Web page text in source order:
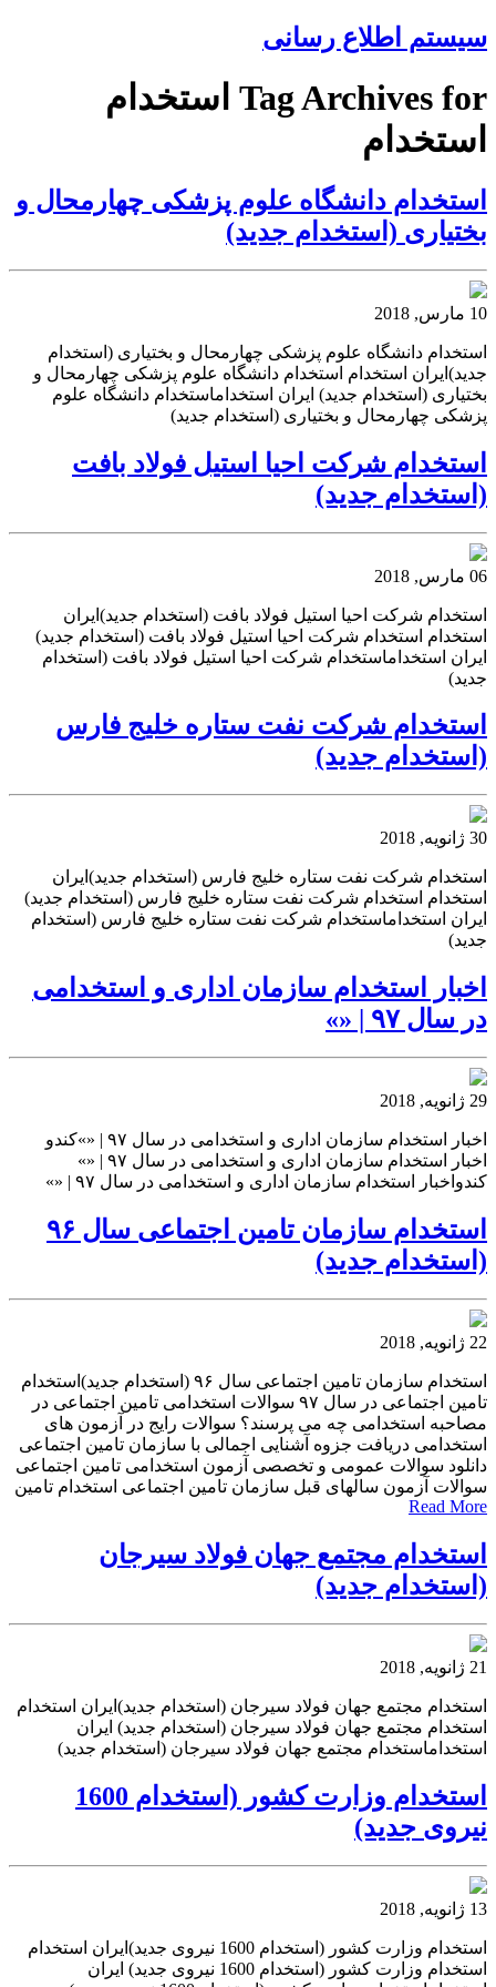
سیستم اطلاع رسانی
Tag Archives for استخدام
استخدام
استخدام دانشگاه علوم پزشکی چهارمحال و
بختیاری (استخدام جدید)
10 مارس, 2018
استخدام دانشگاه علوم پزشکی چهارمحال و بختیاری (استخدام
جدید)ایران استخدام استخدام دانشگاه علوم پزشکی چهارمحال و
بختیاری (استخدام جدید) ایران استخداماستخدام دانشگاه علوم
پزشکی چهارمحال و بختیاری (استخدام جدید)
استخدام شرکت احیا استیل فولاد بافت
(استخدام جدید)
06 مارس, 2018
استخدام شرکت احیا استیل فولاد بافت (استخدام جدید)ایران
استخدام استخدام شرکت احیا استیل فولاد بافت (استخدام جدید)
ایران استخداماستخدام شرکت احیا استیل فولاد بافت (استخدام
جدید)
استخدام شرکت نفت ستاره خلیج فارس
(استخدام جدید)
30 ژانویه, 2018
استخدام شرکت نفت ستاره خلیج فارس (استخدام جدید)ایران
استخدام استخدام شرکت نفت ستاره خلیج فارس (استخدام جدید)
ایران استخداماستخدام شرکت نفت ستاره خلیج فارس (استخدام
جدید)
اخبار استخدام سازمان اداری و استخدامی
در سال ۹۷ | «»
29 ژانویه, 2018
اخبار استخدام سازمان اداری و استخدامی در سال ۹۷ | «»کندو
اخبار استخدام سازمان اداری و استخدامی در سال ۹۷ | «»
کندواخبار استخدام سازمان اداری و استخدامی در سال ۹۷ | «»
استخدام سازمان تامین اجتماعی سال ۹۶
(استخدام جدید)
22 ژانویه, 2018
استخدام سازمان تامین اجتماعی سال ۹۶ (استخدام جدید)استخدام
تامین اجتماعی در سال ۹۷ سوالات استخدامی تامین اجتماعی در
مصاحبه استخدامی چه می پرسند؟ سوالات رایج در آزمون های
استخدامی دریافت جزوه آشنایی اجمالی با سازمان تامین اجتماعی
دانلود سوالات عمومی و تخصصی آزمون استخدامی تامین اجتماعی
سوالات آزمون سالهای قبل سازمان تامین اجتماعی استخدام تامین
Read More
استخدام مجتمع جهان فولاد سیرجان
(استخدام جدید)
21 ژانویه, 2018
استخدام مجتمع جهان فولاد سیرجان (استخدام جدید)ایران استخدام
استخدام مجتمع جهان فولاد سیرجان (استخدام جدید) ایران
استخداماستخدام مجتمع جهان فولاد سیرجان (استخدام جدید)
استخدام وزارت کشور (استخدام 1600
نیروی جدید)
13 ژانویه, 2018
استخدام وزارت کشور (استخدام 1600 نیروی جدید)ایران استخدام
استخدام وزارت کشور (استخدام 1600 نیروی جدید) ایران